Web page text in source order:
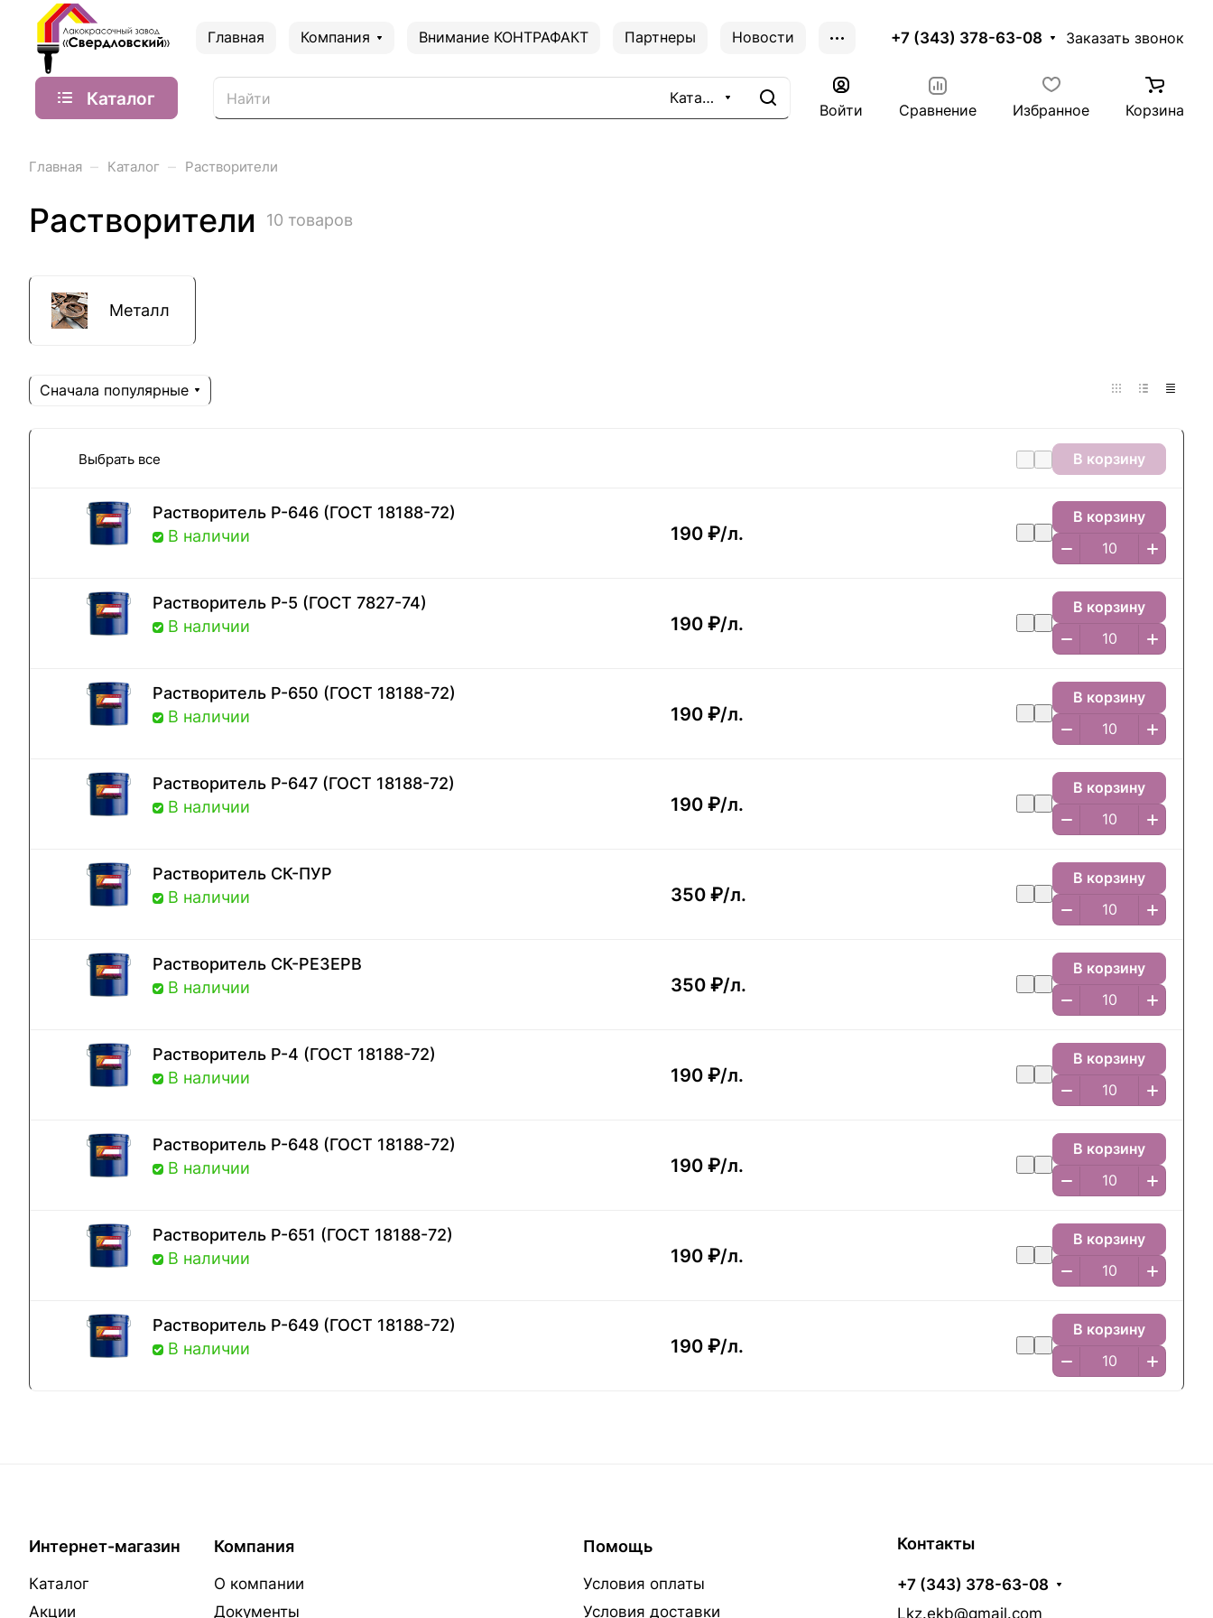
Главная Компания Внимание КОНТРАФАКТ Партнеры Новости +7 (343) 378-63-08 Заказать звонок
Каталог Каталог
Войти Сравнение Избранное Корзина
Главная – Каталог – Растворители
Растворители 10 товаров
Металл
Сначала популярные
Выбрать все В корзину
Растворитель Р-646 (ГОСТ 18188-72)
В наличии
190 ₽/л.
В корзину
Растворитель Р-5 (ГОСТ 7827-74)
В наличии
190 ₽/л.
В корзину
Растворитель Р-650 (ГОСТ 18188-72)
В наличии
190 ₽/л.
В корзину
Растворитель Р-647 (ГОСТ 18188-72)
В наличии
190 ₽/л.
В корзину
Растворитель СК-ПУР
В наличии
350 ₽/л.
В корзину
Растворитель СК-РЕЗЕРВ
В наличии
350 ₽/л.
В корзину
Растворитель Р-4 (ГОСТ 18188-72)
В наличии
190 ₽/л.
В корзину
Растворитель Р-648 (ГОСТ 18188-72)
В наличии
190 ₽/л.
В корзину
Растворитель Р-651 (ГОСТ 18188-72)
В наличии
190 ₽/л.
В корзину
Растворитель Р-649 (ГОСТ 18188-72)
В наличии
190 ₽/л.
В корзину
Интернет-магазин
Каталог
Акции
Компания
О компании
Документы
Помощь
Условия оплаты
Условия доставки
Контакты
+7 (343) 378-63-08
Lkz.ekb@gmail.com